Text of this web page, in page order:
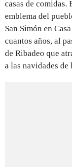
casas de comidas.
emblema del
San Simón en
cuantos años, al
de Ribadeo que
a las navidades de